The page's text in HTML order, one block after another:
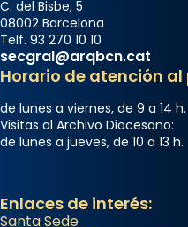
C. del Bisbe, 5
08002 Barcelona
Telf. 93 270 10 10
secgral@arqbcn.cat
Horario de atención al
de lunes a viernes, de 9 a 14 h.
Visitas al Archivo Diocesano:
de lunes a jueves, de 10 a 13 h.
Enlaces de interés:
Santa Sede